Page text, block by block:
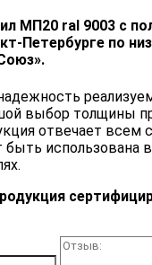
МП20 ral 9003 с
Петербурге по
выбор толщины
отвечает всем
быть